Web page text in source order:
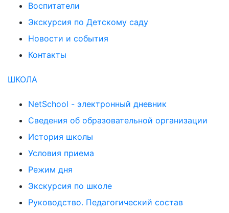
Воспитатели
Экскурсия по Детскому саду
Новости и события
Контакты
ШКОЛА
NetSchool - электронный дневник
Сведения об образовательной организации
История школы
Условия приема
Режим дня
Экскурсия по школе
Руководство. Педагогический состав